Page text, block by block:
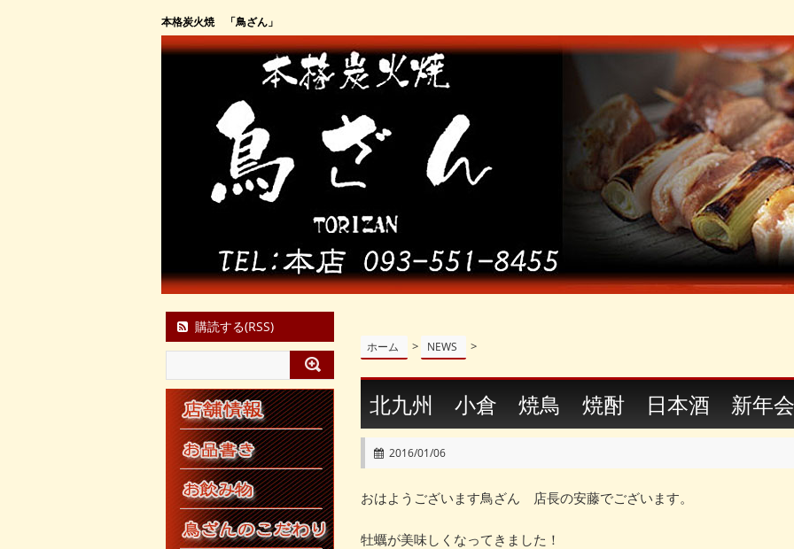
本格炭火焼 「鳥ざん」
ホーム > NEWS >
北九州 小倉 焼鳥 焼酎 日本酒 新年会
2016/01/06
おはようございます鳥ざん 店長の安藤でございます。
牡蠣が美味しくなってきました！
購読する(RSS)